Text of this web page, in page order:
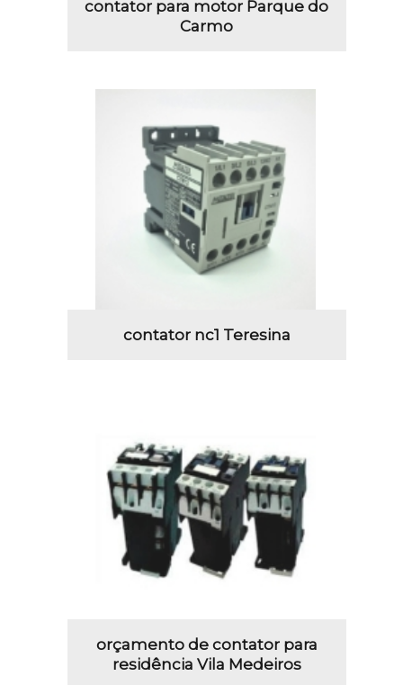
contator para motor Parque do
Carmo
contator nc1 Teresina
orçamento de contator para
residência Vila Medeiros